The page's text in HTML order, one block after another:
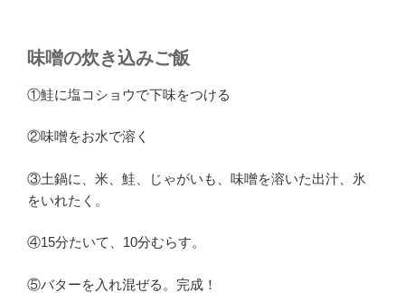
味噌の炊き込みご飯
①鮭に塩コショウで下味をつける
②味噌をお水で溶く
③土鍋に、米、鮭、じゃがいも、味噌を溶いた出汁、氷
をいれたく。
④15分たいて、10分むらす。
⑤バターを入れ混ぜる。完成！